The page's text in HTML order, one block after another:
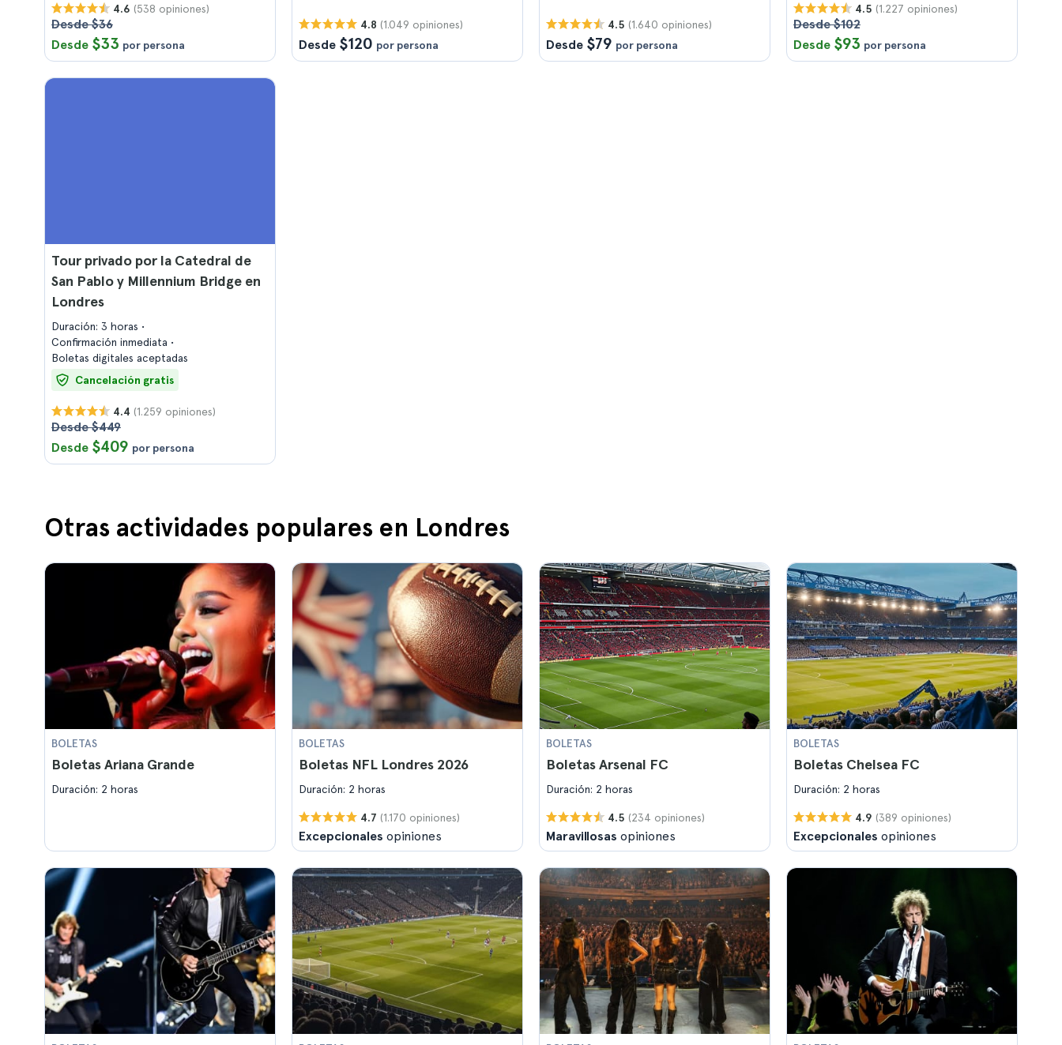
4.6 (538 opiniones)
Desde $36
Desde $33 por persona
4.8 (1.049 opiniones)
Desde $120 por persona
4.5 (1.640 opiniones)
Desde $79 por persona
4.5 (1.227 opiniones)
Desde $102
Desde $93 por persona
Tour privado por la Catedral de
San Pablo y Millennium Bridge en
Londres
Duración: 3 horas
Confirmación inmediata
Boletas digitales aceptadas
Cancelación gratis
4.4 (1.259 opiniones)
Desde $449
Desde $409 por persona
Otras actividades populares en Londres
BOLETAS
Boletas Ariana Grande
Duración: 2 horas
BOLETAS
Boletas NFL Londres 2026
Duración: 2 horas
4.7 (1.170 opiniones)
Excepcionales opiniones
BOLETAS
Boletas Arsenal FC
Duración: 2 horas
4.5 (234 opiniones)
Maravillosas opiniones
BOLETAS
Boletas Chelsea FC
Duración: 2 horas
4.9 (389 opiniones)
Excepcionales opiniones